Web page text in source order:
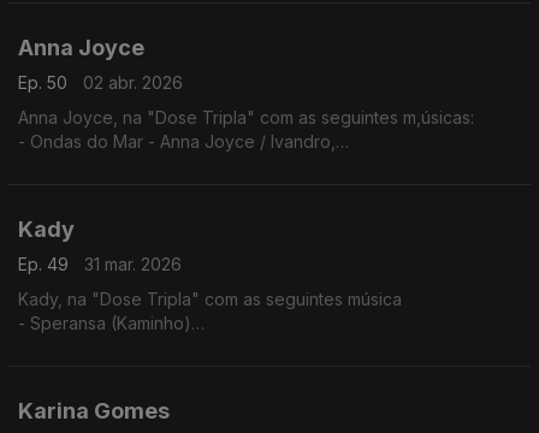
Anna Joyce
Ep. 50
02 abr. 2026
Anna Joyce, na "Dose Tripla" com as seguintes m,úsicas:
- Ondas do Mar - Anna Joyce / Ivandro,
Kady
Ep. 49
31 mar. 2026
Kady, na "Dose Tripla" com as seguintes música
- Speransa (Kaminho)
Karina Gomes